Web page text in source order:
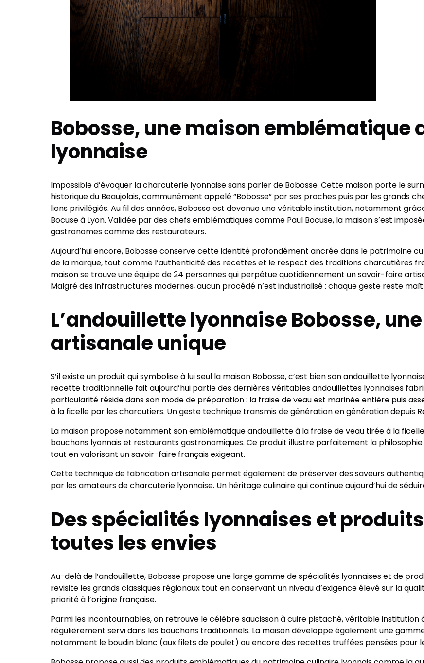
Bobosse, une maison emblématique
lyonnaise
Impossible d’évoquer la charcuterie lyonnaise sans parler de Bobosse. Cette maison porte le
historique du Beaujolais, communément appelé “Bobosse” par ses proches puis par les grands
liens privilégiés. Au fil des années, Bobosse est devenue une véritable institution, notamment
Bocuse à Lyon. Validée par des chefs emblématiques comme Paul Bocuse, la maison s’est
gastronomes comme des restaurateurs.
Aujourd’hui encore, Bobosse conserve cette identité profondément ancrée dans le patrimoine
de la marque, tout comme l’authenticité des recettes et le respect des traditions charcutières
maison se trouve une équipe de 24 personnes qui perpétue quotidiennement un savoir-faire
Malgré des infrastructures modernes, aucun procédé n’est industrialisé : chaque geste reste
L’andouillette lyonnaise Bobosse,
artisanale unique
S’il existe un produit qui symbolise à lui seul la maison Bobosse, c’est bien son andouillette
recette traditionnelle fait aujourd’hui partie des dernières véritables andouillettes lyonnaises
particularité réside dans son mode de préparation : la fraise de veau est marinée entière puis
à la ficelle par les charcutiers. Un geste technique transmis de génération en génération depuis
La maison propose notamment son emblématique andouillette à la fraise de veau tirée à la
bouchons lyonnais et restaurants gastronomiques. Ce produit illustre parfaitement la
tout en valorisant un savoir-faire français exigeant.
Cette technique de fabrication artisanale permet également de préserver des saveurs
par les amateurs de charcuterie lyonnaise. Un héritage culinaire qui continue aujourd’hui de
Des spécialités lyonnaises et
toutes les envies
Au-delà de l’andouillette, Bobosse propose une large gamme de spécialités lyonnaises et de
revisite les grands classiques régionaux tout en conservant un niveau d’exigence élevé sur la
priorité à l’origine française.
Parmi les incontournables, on retrouve le célèbre saucisson à cuire pistaché, véritable institution
régulièrement servi dans les bouchons traditionnels. La maison développe également une
notamment le boudin blanc (aux filets de poulet) ou encore des recettes truffées pensées pour